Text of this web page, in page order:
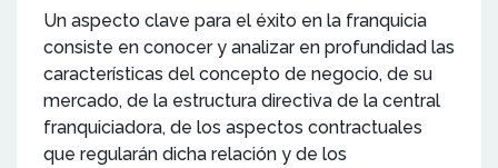
Un aspecto clave para el éxito en la franquicia
consiste en conocer y analizar en profundidad las
características del concepto de negocio, de su
mercado, de la estructura directiva de la central
franquiciadora, de los aspectos contractuales
que regularán dicha relación y de los